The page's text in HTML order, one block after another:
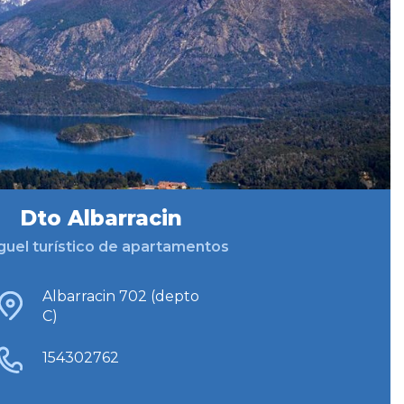
Dto Albarracin
turístico de apartamentos
Albarracin 702 (depto
C)
154302762